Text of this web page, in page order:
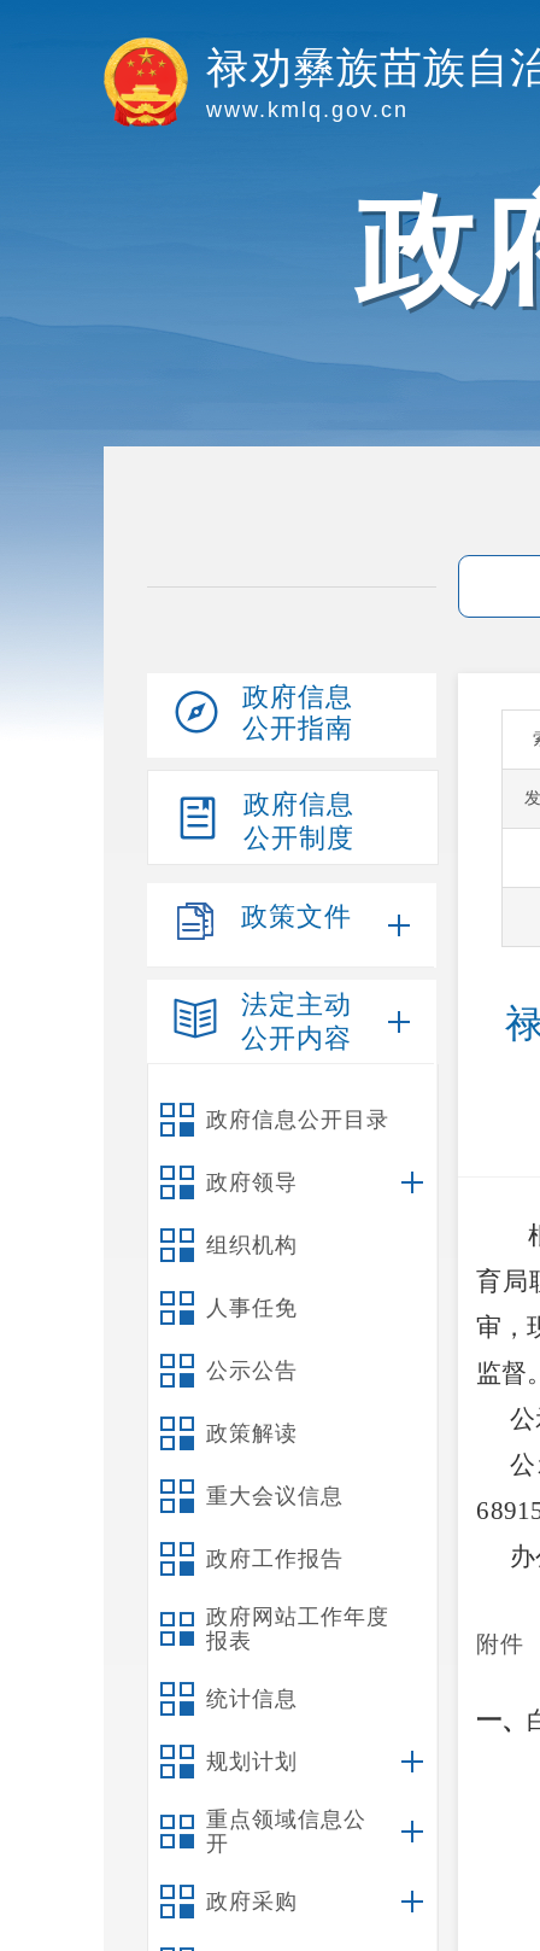
禄劝彝族苗族自
www.kmlq.gov.cn
政
政府信息
公开指南
政府信息
公开制度
政策文件
法定主动
公开内容
政府信息公开目录
政府领导
组织机构
人事任免
公示公告
政策解读
重大会议信息
政府工作报告
政府网站工作年度
报表
统计信息
规划计划
重点领域信息公
开
政府采购
育局
审，
监督
6
附件
一、